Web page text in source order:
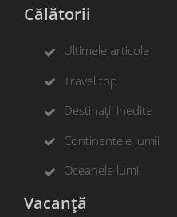
Călătorii
Ultimele articole
Travel top
Destinații inedite
Continentele lumii
Oceanele lumii
Vacanță